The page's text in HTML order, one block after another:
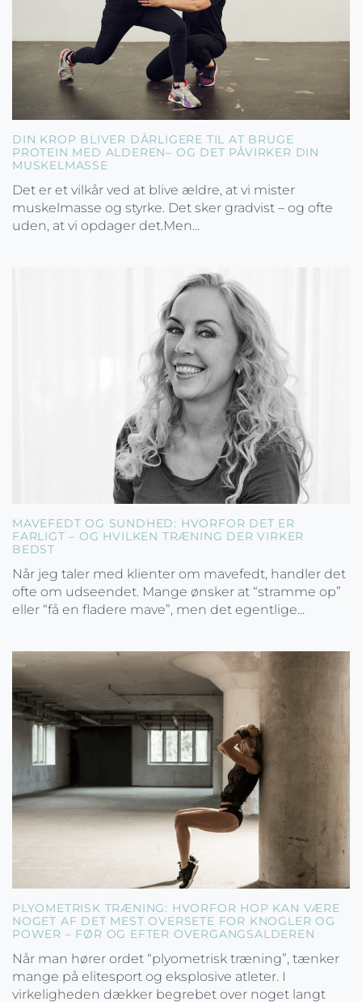
DIN KROP BLIVER DÅRLIGERE TIL AT BRUGE
PROTEIN MED ALDEREN– OG DET PÅVIRKER DIN
MUSKELMASSE
Det er et vilkår ved at blive ældre, at vi mister
muskelmasse og styrke. Det sker gradvist – og ofte
uden, at vi opdager det.Men...
MAVEFEDT OG SUNDHED: HVORFOR DET ER
FARLIGT – OG HVILKEN TRÆNING DER VIRKER
BEDST
Når jeg taler med klienter om mavefedt, handler det
ofte om udseendet. Mange ønsker at “stramme op”
eller “få en fladere mave”, men det egentlige...
PLYOMETRISK TRÆNING: HVORFOR HOP KAN VÆRE
NOGET AF DET MEST OVERSETE FOR KNOGLER OG
POWER – FØR OG EFTER OVERGANGSALDEREN
Når man hører ordet “plyometrisk træning”, tænker
mange på elitesport og eksplosive atleter. I
virkeligheden dækker begrebet over noget langt